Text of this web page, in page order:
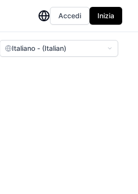
Accedi Inizia
Italiano - (Italian)